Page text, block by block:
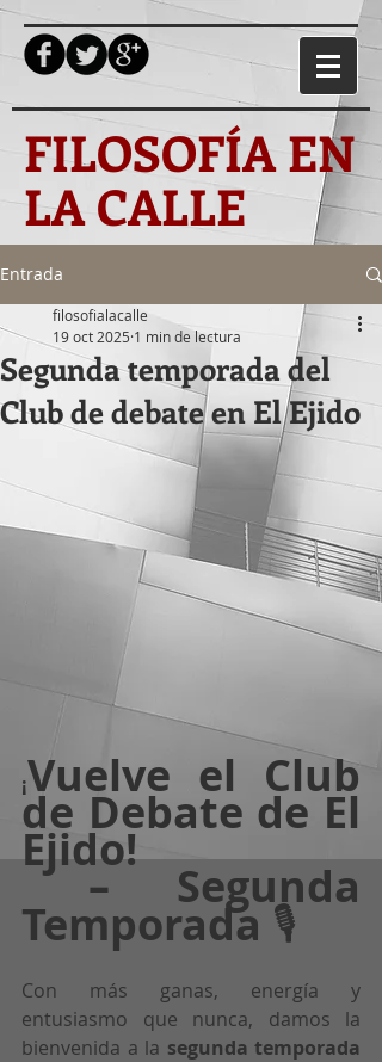
FILOSOFÍA EN
LA CALLE
Entrada
Segunda temporada del
Club de debate en El Ejido
filosofialacalle
19 oct 2025 1 min de lectura
¡Vuelve el Club
de Debate de El
Ejido!
– Segunda
Temporada 🎙️
Con más ganas, energía y
entusiasmo que nunca, damos la
bienvenida a la segunda temporada